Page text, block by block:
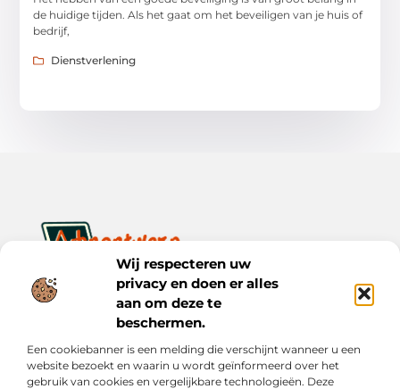
Wij respecteren uw
privacy en doen er alles
aan om deze te
beschermen.
Een cookiebanner is een melding die verschijnt wanneer u een
website bezoekt en waarin u wordt geïnformeerd over het
gebruik van cookies en vergelijkbare technologieën. Deze
de huidige tijden. Als het gaat om het beveiligen van je huis of
bedrijf,
Dienstverlening
Ontwerp je dagelijks leven met inspiratie en verhalen.
Ontdek praktische tips, creatieve ideeën en waardevolle
inzichten op Bnontwerp.nl.
Bericht categorie